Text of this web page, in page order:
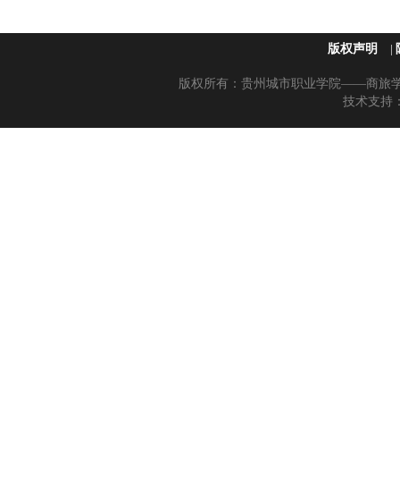
版权声明 |
版权所有：贵州城市职业学院——商旅
技术支持